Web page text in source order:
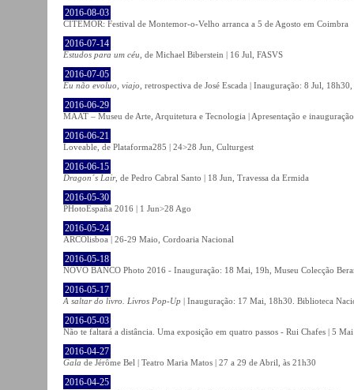
2016-08-03
CITEMOR: Festival de Montemor-o-Velho arranca a 5 de Agosto em Coimbra
2016-07-14
Estudos para um céu , de Michael Biberstein | 16 Jul, FASVS
2016-07-05
Eu não evoluo, viajo , retrospectiva de José Escada | Inauguração: 8 Jul,
2016-06-29
MAAT – Museu de Arte, Arquitetura e Tecnologia | Apresentação e
2016-06-21
Loveable, de Plataforma285 | 24>28 Jun, Culturgest
2016-06-15
Dragon´s Lair, de Pedro Cabral Santo | 18 Jun, Travessa da Ermida
2016-05-30
PHotoEspaña 2016 | 1 Jun>28 Ago
2016-05-24
ARCOlisboa | 26-29 Maio, Cordoaria Nacional
2016-05-18
NOVO BANCO Photo 2016 - Inauguração: 18 Mai, 19h, Museu Colecção
2016-05-17
A saltar do livro. Livros Pop-Up | Inauguração: 17 Mai, 18h30. Biblioteca
2016-05-03
Não te faltará a distância. Uma exposição em quatro passos - Rui Chafes | 5
2016-04-27
Gala de Jérôme Bel | Teatro Maria Matos | 27 a 29 de Abril, às 21h30
2016-04-25